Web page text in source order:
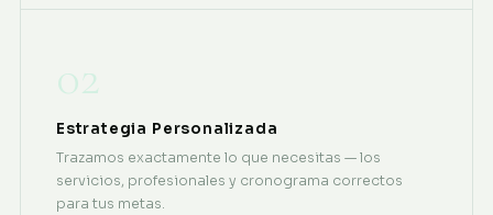
02
Estrategia Personalizada
Trazamos exactamente lo que necesitas — los
servicios, profesionales y cronograma correctos
para tus metas.